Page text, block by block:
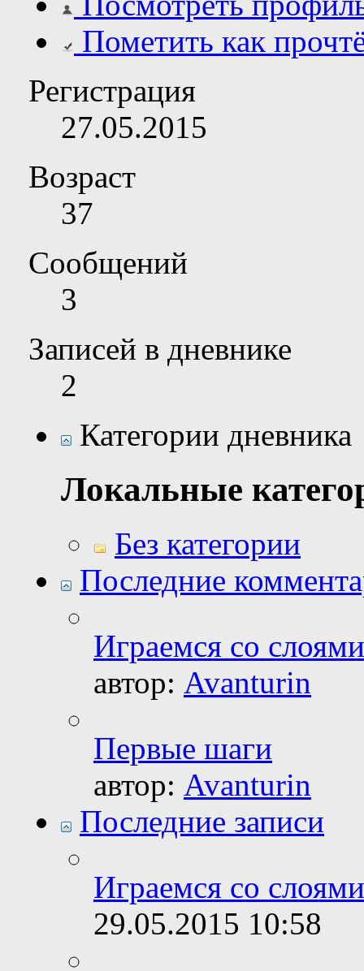
Пометить как
Регистрация
27.05.2015
Возраст
37
Сообщений
3
Записей в дневнике
2
Категории дневника
Локальные
Без категории
Последние
Играемся со
автор: Avanturin
Первые шаги
автор: Avanturin
Последние записи
Играемся со
29.05.2015 10:58